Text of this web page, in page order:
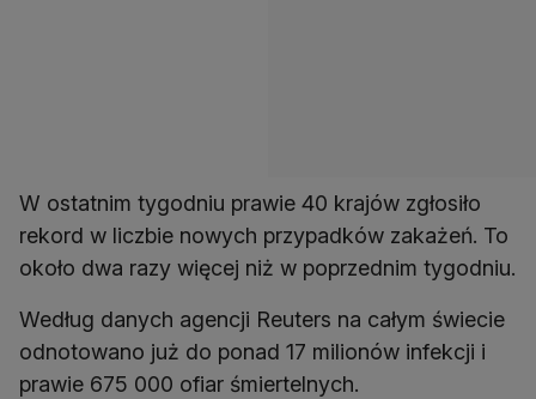
W ostatnim tygodniu prawie 40 krajów zgłosiło
rekord w liczbie nowych przypadków zakażeń. To
około dwa razy więcej niż w poprzednim tygodniu.
Według danych agencji Reuters na całym świecie
odnotowano już do ponad 17 milionów infekcji i
prawie 675 000 ofiar śmiertelnych.